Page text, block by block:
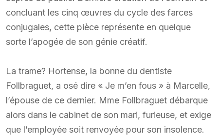
concluant les cinq œuvres du cycle des farces
conjugales, cette pièce représente en quelque
sorte l’apogée de son génie créatif.
La trame? Hortense, la bonne du dentiste
Follbraguet, a osé dire « Je m’en fous » à Marcelle,
l’épouse de ce dernier. Mme Follbraguet débarque
alors dans le cabinet de son mari, furieuse, et exige
que l’employée soit renvoyée pour son insolence.